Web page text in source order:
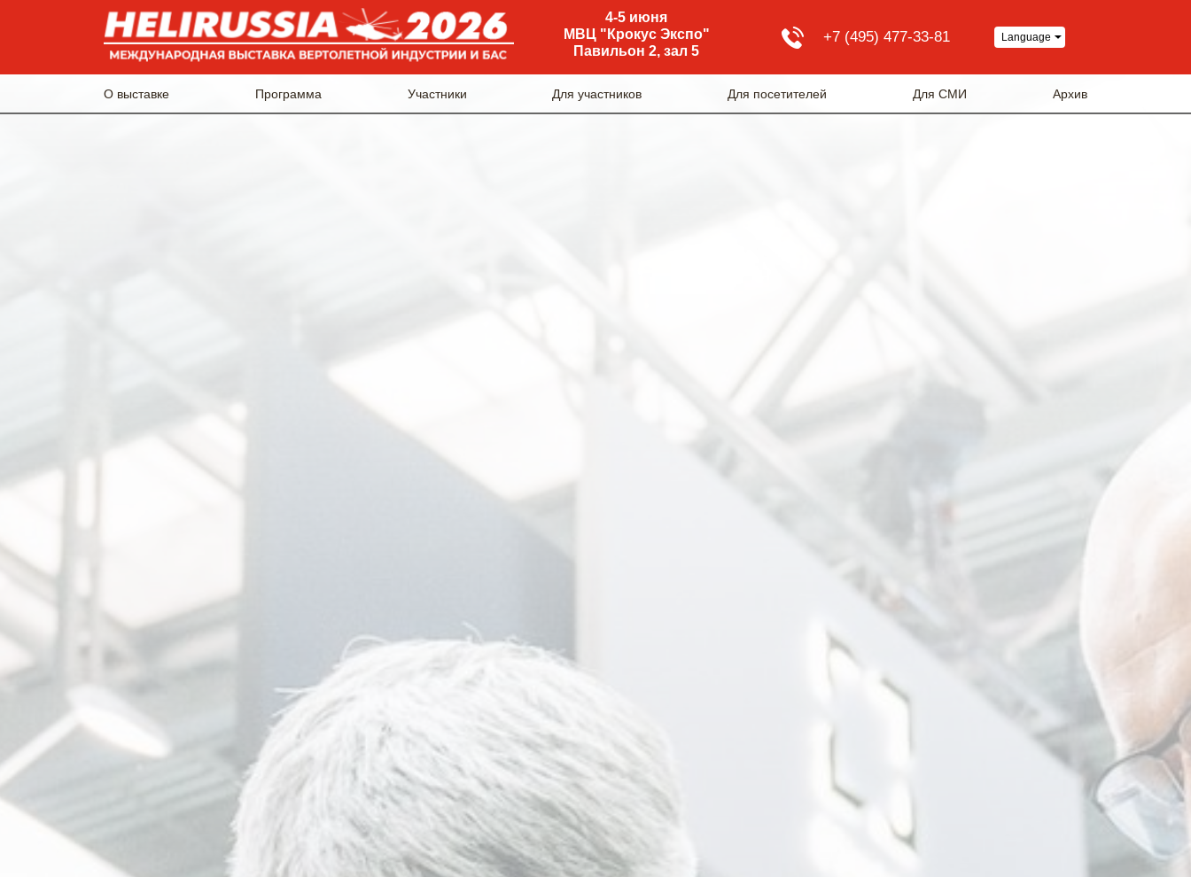
4-5 июня
МВЦ "Крокус Экспо"
Павильон 2, зал 5
+7 (495) 477-33-81 Language
О выставке Программа Участники Для участников Для посетителей Для СМИ Архив